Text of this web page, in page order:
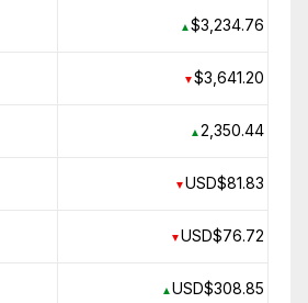
▲$3,234.76
▼$3,641.20
▲2,350.44
▼USD$81.83
▼USD$76.72
▲USD$308.85